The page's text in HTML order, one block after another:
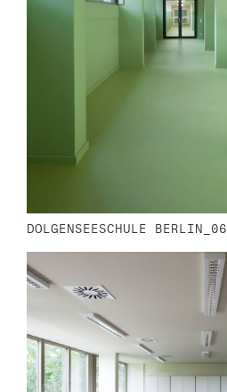
DOLGENSEESCHULE BERLIN_06